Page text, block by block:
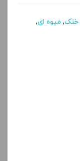
خنک, میوه ای,